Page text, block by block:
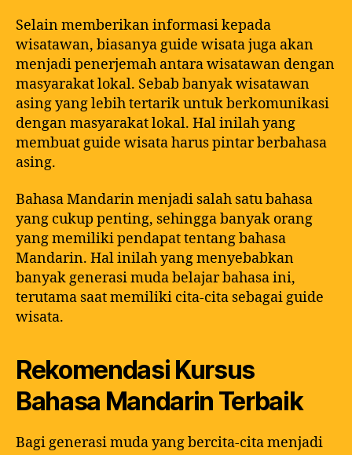
Selain memberikan informasi kepada
wisatawan, biasanya guide wisata juga akan
menjadi penerjemah antara wisatawan dengan
masyarakat lokal. Sebab banyak wisatawan
asing yang lebih tertarik untuk berkomunikasi
dengan masyarakat lokal. Hal inilah yang
membuat guide wisata harus pintar berbahasa
asing.
Bahasa Mandarin menjadi salah satu bahasa
yang cukup penting, sehingga banyak orang
yang memiliki pendapat tentang bahasa
Mandarin. Hal inilah yang menyebabkan
banyak generasi muda belajar bahasa ini,
terutama saat memiliki cita-cita sebagai guide
wisata.
Rekomendasi Kursus
Bahasa Mandarin Terbaik
Bagi generasi muda yang bercita-cita menjadi